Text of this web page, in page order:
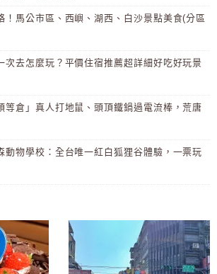
！馬公市區、西嶼、湖西、白沙景點美食(分區
次去怎麼玩？平價住宿推薦超詳細好吃好玩景
等倉」真人打地鼠、頭頂鐵鍋過電流棒，荒唐
動物學校：全台唯一紅白狐狸谷體驗，一票玩